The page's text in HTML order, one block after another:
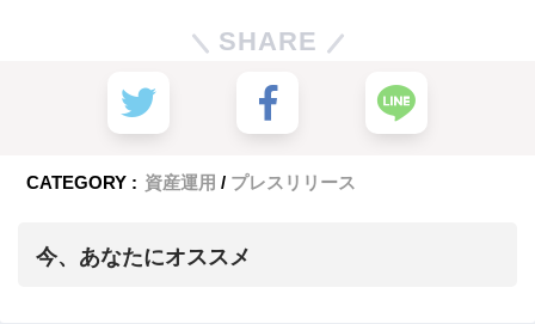
SHARE
CATEGORY : 資産運用 プレスリリース
今、あなたにオススメ